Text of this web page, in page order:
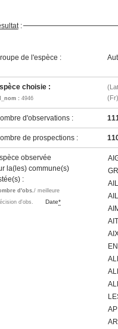
:
de l'espèce :
choisie :
: 4946
(Fr)
d'observations :
de prospections :
observée
la(les) commune(s)
:
d'obs./ meilleure
d'obs.
Date*